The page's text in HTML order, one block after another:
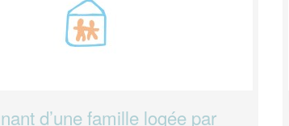
d’une famille logée par